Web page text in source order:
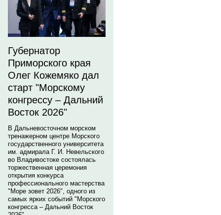
Губернатор
Приморского края
Олег Кожемяко дал
старт "Морскому
конгрессу – Дальний
Восток 2026"
В Дальневосточном морском
тренажерном центре Морского
государственного университета
им. адмирала Г. И. Невельского
во Владивостоке состоялась
торжественная церемония
открытия конкурса
профессионального мастерства
"Море зовет 2026", одного из
самых ярких событий "Морского
конгресса – Дальний Восток